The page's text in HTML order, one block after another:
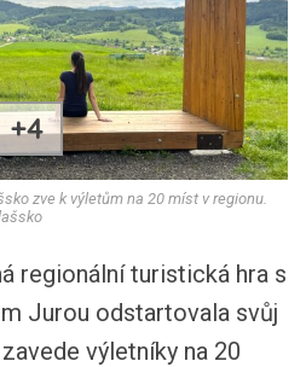
+4
zve k výletům na 20 míst v regionu.
regionální turistická hra s
Jurou odstartovala svůj
výletníky na 20